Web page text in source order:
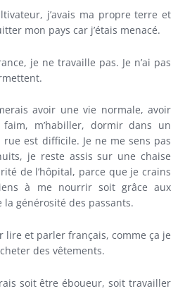
j’avais ma propre terre et
mon pays car j’étais menacé.
je ne travaille pas. Je n’ai pas
avoir une vie normale, avoir
m’habiller, dormir dans un
est difficile. Je ne me sens pas
je reste assis sur une chaise
de l’hôpital, parce que je crains
à me nourrir soit grâce aux
la générosité des passants.
lire et parler français, comme ça je
des vêtements.
soit être éboueur, soit travailler